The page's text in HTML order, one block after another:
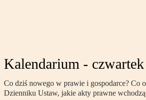
Kalendarium -
Co dziś nowego w prawie i gospodarce? Co
Dzienniku Ustaw, jakie akty prawne